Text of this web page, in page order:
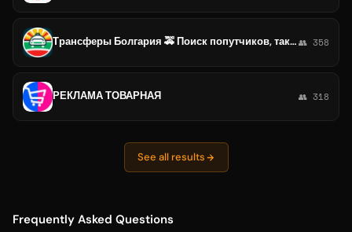
Трансферы Болгария 🚕 Поиск попутчиков, такси из Стамбула в Болгарию, Бургас, София, Варна, Несебр, Солнечный берег, Святой Влас👥 358
РЕКЛАМА ТОВАРНАЯ 👥 318
See all results
Frequently Asked Questions